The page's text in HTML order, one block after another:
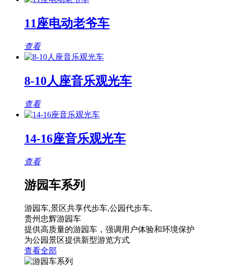
11座电动老爷车
查看
8-10人座音乐观光车
查看
14-16座音乐观光车
查看
游园车系列
游园车,景区共享代步车,公园代步车,
贵州忠辉游园车
提供高质量的游园车，强调用户体验和环境保护
为公园景区提供新型游览方式
查看全部